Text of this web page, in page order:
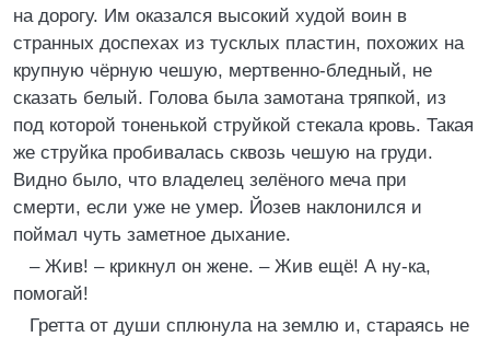
на дорогу. Им оказался высокий худой воин в
странных доспехах из тусклых пластин, похожих на
крупную чёрную чешую, мертвенно-бледный, не
сказать белый. Голова была замотана тряпкой, из
под которой тоненькой струйкой стекала кровь. Такая
же струйка пробивалась сквозь чешую на груди.
Видно было, что владелец зелёного меча при
смерти, если уже не умер. Йозев наклонился и
поймал чуть заметное дыхание.
– Жив! – крикнул он жене. – Жив ещё! А ну-ка,
помогай!
Гретта от души сплюнула на землю и, стараясь не